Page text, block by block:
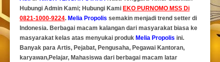
Hubungi Admin Kami; Hubungi Kami EKO PURNOMO MSS Di
0821-1000-9224. Melia Propolis semakin menjadi trend setter di
Indonesia. Berbagai macam kalangan dari masyarakat biasa ke
masyarakat kelas atas menyukai produk Melia Propolis ini.
Banyak para Artis, Pejabat, Pengusaha, Pegawai Kantoran,
karyawan,Pelajar, Mahasiswa dari berbagai macam latar